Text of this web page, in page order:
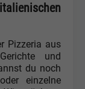
Pizzeria aus
und
du noch
einzelne